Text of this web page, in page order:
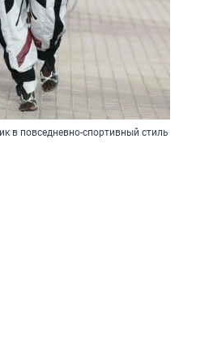
в повседневно-спортивный стиль